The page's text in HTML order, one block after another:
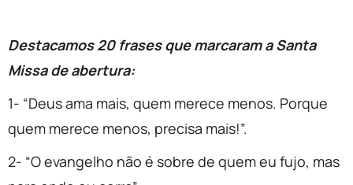
Destacamos 20 frases que marcaram a Santa
Missa de abertura:
1- “Deus ama mais, quem merece menos. Porque
quem merece menos, precisa mais!”.
2- “O evangelho não é sobre de quem eu fujo, mas